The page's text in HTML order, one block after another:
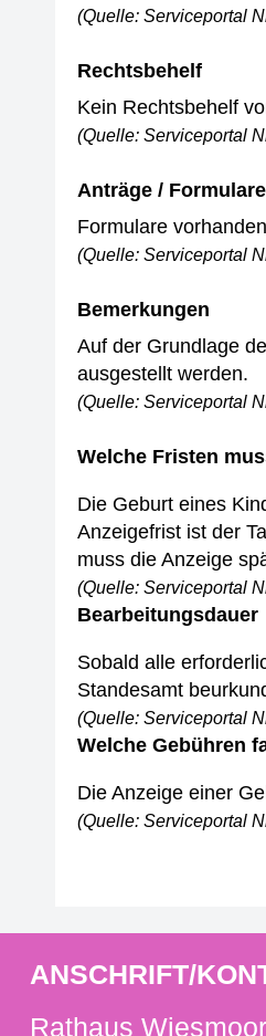
(Quelle: Serviceportal
Rechtsbehelf
Kein Rechtsbehelf
(Quelle: Serviceportal
Anträge / Formulare
Formulare
(Quelle: Serviceportal
Bemerkungen
Auf der Grundlage
ausgestellt werden.
(Quelle: Serviceportal
Welche Fristen
Die Geburt eines
Anzeigefrist ist der
muss die Anzeige
(Quelle: Serviceportal
Bearbeitungsdauer
Sobald alle
Standesamt
(Quelle: Serviceportal
Welche Gebühren
Die Anzeige einer
(Quelle: Serviceportal
ANSCHRIFT/
Rathaus Wiesmoor